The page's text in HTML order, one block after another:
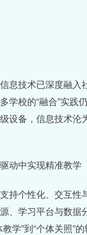
息技术已深度融
学校的“融合”实
设备，信息技术沦
动中实现精准教学
持个性化、交互性
、学习平台与数
学”到“个体关照